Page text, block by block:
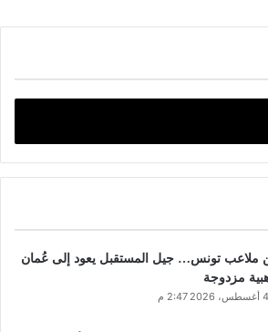
ملاعب تونس… جيل المستقبل يعود إلى عُمان
مزدوجة
4 أغسطس، 2026 2:47 م